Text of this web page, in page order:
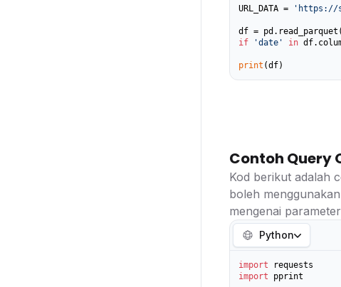
URL_DATA = 'https://
if
'date' in
print (df)
Contoh Query
Kod berikut adalah
boleh
mengenai
Python
import
import pprint